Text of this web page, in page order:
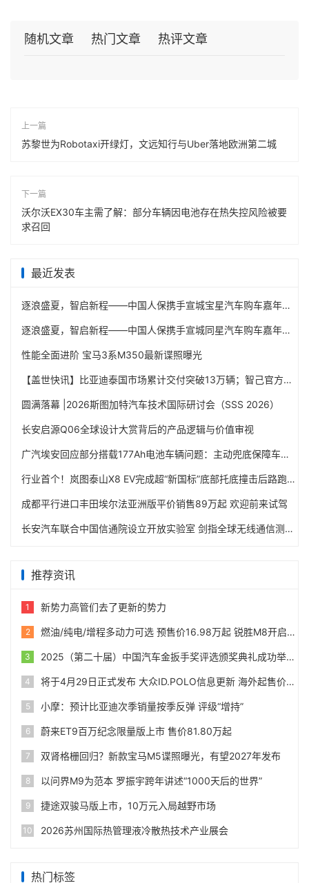
随机文章 热门文章 热评文章
上一篇
苏黎世为Robotaxi开绿灯，文远知行与Uber落地欧洲第二城
下一篇
沃尔沃EX30车主需了解：部分车辆因电池存在热失控风险被要
求召回
最近发表
逐浪盛夏，智启新程——中国人保携手宣城宝星汽车购车嘉年华
逐浪盛夏，智启新程——中国人保携手宣城同星汽车购车嘉年华
性能全面进阶 宝马3系M350最新谍照曝光
【盖世快讯】比亚迪泰国市场累计交付突破13万辆；智己官方回应多地经销商陷经营危机
圆满落幕 |2026斯图加特汽车技术国际研讨会（SSS 2026）
长安启源Q06全球设计大赏背后的产品逻辑与价值审视
广汽埃安回应部分搭载177Ah电池车辆问题：主动兜底保障车主权益
行业首个！岚图泰山X8 EV完成超“新国标”底部托底撞击后路跑实测
成都平行进口丰田埃尔法亚洲版平价销售89万起 欢迎前来试驾
长安汽车联合中国信通院设立开放实验室 剑指全球无线通信测试
推荐资讯
1 新势力高管们去了更新的势力
2 燃油/纯电/增程多动力可选 预售价16.98万起 锐胜M8开启预售
3 2025（第二十届）中国汽车金扳手奖评选颁奖典礼成功举办
4 将于4月29日正式发布 大众ID.POLO信息更新 海外起售价24990欧
5 小摩：预计比亚迪次季销量按季反弹 评级“增持”
6 蔚来ET9百万纪念限量版上市 售价81.80万起
7 双肾格栅回归？新款宝马M5谍照曝光，有望2027年发布
8 以问界M9为范本 罗振宇跨年讲述“1000天后的世界”
9 捷途双骏马版上市，10万元入局越野市场
10 2026苏州国际热管理液冷散热技术产业展会
热门标签